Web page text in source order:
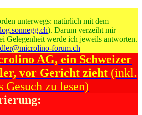
unterwegs: natürlich mit dem
). Darum verzeiht mir
Gelegenheit werde ich jeweils antworten.
forum.ch
AG, ein Schweizer
vor Gericht zieht (inkl.
zu lesen)